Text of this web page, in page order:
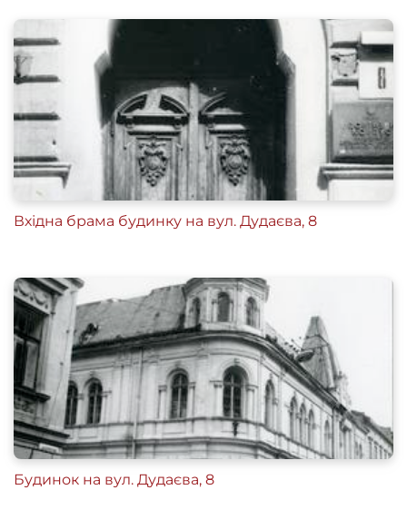
Вхідна брама будинку на вул. Дудаєва, 8
Будинок на вул. Дудаєва, 8